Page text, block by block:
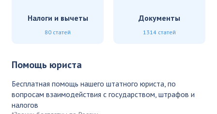
Налоги и вычеты
80 статей
Документы
1314 статей
Помощь юриста
Бесплатная помощь нашего штатного юриста, по
вопросам взаимодействия с государством, штрафов и
налогов